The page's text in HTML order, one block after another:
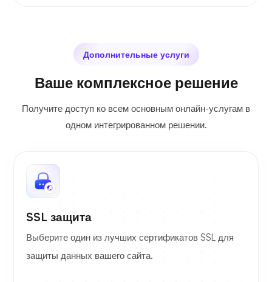
Дополнительные услуги
Ваше комплексное решение
Получите доступ ко всем основным онлайн-услугам в
одном интегрированном решении.
SSL защита
Выберите один из лучших сертификатов SSL для
защиты данных вашего сайта.